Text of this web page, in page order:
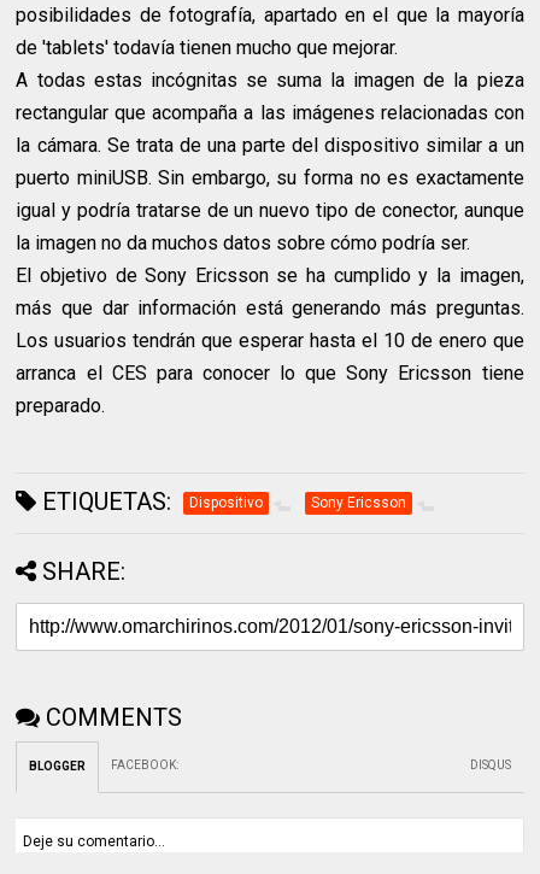
posibilidades de fotografía, apartado en el que la mayoría
de 'tablets' todavía tienen mucho que mejorar.
A todas estas incógnitas se suma la imagen de la pieza
rectangular que acompaña a las imágenes relacionadas con
la cámara. Se trata de una parte del dispositivo similar a un
puerto miniUSB. Sin embargo, su forma no es exactamente
igual y podría tratarse de un nuevo tipo de conector, aunque
la imagen no da muchos datos sobre cómo podría ser.
El objetivo de Sony Ericsson se ha cumplido y la imagen,
más que dar información está generando más preguntas.
Los usuarios tendrán que esperar hasta el 10 de enero que
arranca el CES para conocer lo que Sony Ericsson tiene
preparado.
ETIQUETAS: Dispositivo Sony Ericsson
SHARE:
COMMENTS
BLOGGER FACEBOOK: DISQUS
Deje su comentario...